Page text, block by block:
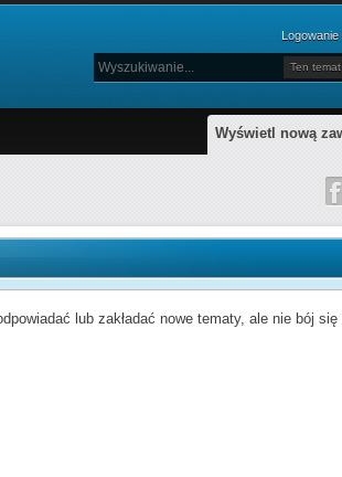
Logowanie
Ten temat
Wyświetl nową
lub zakładać nowe tematy, ale nie bój